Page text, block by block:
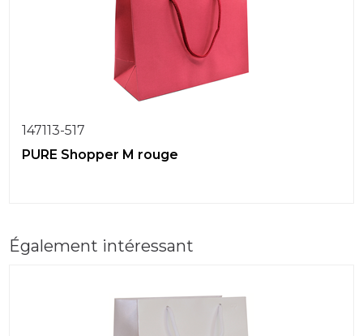
147113-517
PURE Shopper M rouge
Également intéressant